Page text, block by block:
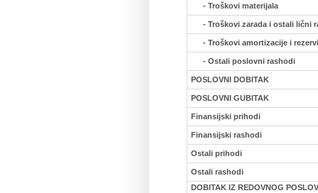
- Troškovi materijala
- Troškovi zarada i ostali lični
- Troškovi amortizacije i
- Ostali poslovni rashodi
POSLOVNI DOBITAK
POSLOVNI GUBITAK
Finansijski prihodi
Finansijski rashodi
Ostali prihodi
Ostali rashodi
DOBITAK IZ REDOVNOG